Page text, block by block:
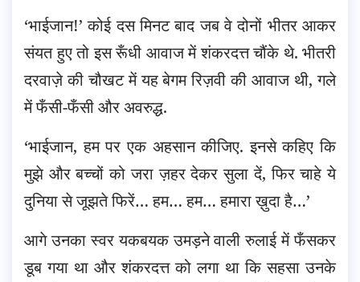
‘भाईजान!’ कोई दस मिनट बाद जब वे दोनों भीतर आकर
संयत हुए तो इस रूँधी आवाज में शंकरदत्त चौंके थे. भीतरी
दरवाज़े की चौखट में यह बेगम रिज़वी की आवाज थी, गले
में फँसी-फँसी और अवरुद्ध.
‘भाईजान, हम पर एक अहसान कीजिए. इनसे कहिए कि
मुझे और बच्चों को जरा ज़हर देकर सुला दें, फिर चाहे ये
दुनिया से जूझते फिरें… हम… हम… हमारा ख़ुदा है…’
आगे उनका स्वर यकबयक उमड़ने वाली रुलाई में फँसकर
डूब गया था और शंकरदत्त को लगा था कि सहसा उनके